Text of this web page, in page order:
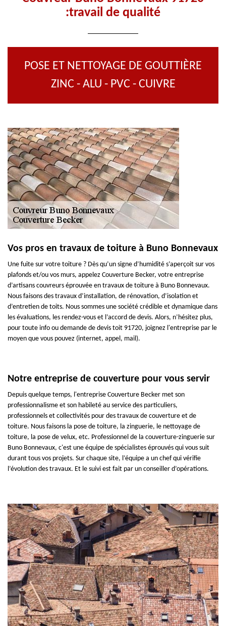
:travail de qualité
POSE ET NETTOYAGE DE GOUTTIÈRE
ZINC - ALU - PVC - CUIVRE
Vos pros en travaux de toiture à Buno Bonnevaux
Une fuite sur votre toiture ? Dès qu’un signe d’humidité s’aperçoit sur vos
plafonds et/ou vos murs, appelez Couverture Becker, votre entreprise
d’artisans couvreurs éprouvée en travaux de toiture à Buno Bonnevaux.
Nous faisons des travaux d’installation, de rénovation, d’isolation et
d’entretien de toits. Nous sommes une société crédible et dynamique dans
les évaluations, les rendez-vous et l’accord de devis. Alors, n’hésitez plus,
pour toute info ou demande de devis toit 91720, joignez l'entreprise par le
moyen que vous pouvez (internet, appel, mail).
Notre entreprise de couverture pour vous servir
Depuis quelque temps, l'entreprise Couverture Becker met son
professionnalisme et son habileté au service des particuliers,
professionnels et collectivités pour des travaux de couverture et de
toiture. Nous faisons la pose de toiture, la zinguerie, le nettoyage de
toiture, la pose de velux, etc. Professionnel de la couverture-zinguerie sur
Buno Bonnevaux, c'est une équipe de spécialistes éprouvés qui vous suit
durant tous vos projets. Sur chaque site, l’équipe a un chef qui vérifie
l’évolution des travaux. Et le suivi est fait par un conseiller d’opérations.